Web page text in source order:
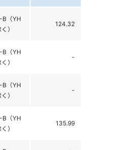
B（YH
）
124.32
B（YH
）
-
B（YH
）
-
B（YH
）
135.99